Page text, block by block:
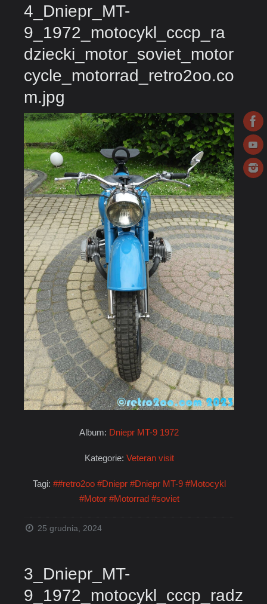
4_Dniepr_MT-
9_1972_motocykl_cccp_ra
dziecki_motor_soviet_motor
cycle_motorrad_retro2oo.co
m.jpg
Album: Dniepr MT-9 1972
Kategorie: Veteran visit
Tagi: ##retro2oo #Dniepr #Dniepr MT-9 #Motocykl
#Motor #Motorrad #soviet
25 grudnia, 2024
3_Dniepr_MT-
9_1972_motocykl_cccp_radz